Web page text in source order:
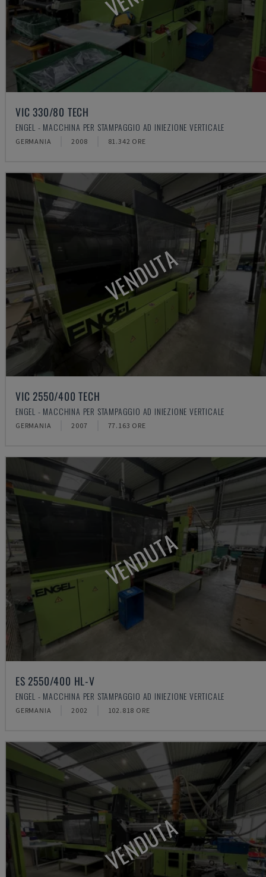
VIC 330/80 TECH
ENGEL - MACCHINA PER STAMPAGGIO AD INIEZIONE VERTICALE
GERMANIA 2008 81.342 ORE
VENDUTA
VIC 2550/400 TECH
ENGEL - MACCHINA PER STAMPAGGIO AD INIEZIONE VERTICALE
GERMANIA 2007 77.163 ORE
VENDUTA
ES 2550/400 HL-V
ENGEL - MACCHINA PER STAMPAGGIO AD INIEZIONE VERTICALE
GERMANIA 2002 102.818 ORE
VENDUTA